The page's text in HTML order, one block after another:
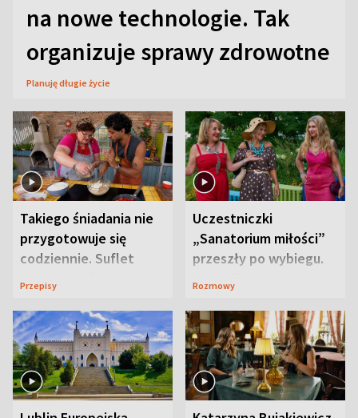
na nowe technologie. Tak
organizuje sprawy zdrowotne
Planuję długie życie
Takiego śniadania nie
przygotowuje się
codziennie. Suflet
serowy zachwyca
Przepisy
Uczestniczki
„Sanatorium miłości”
przeszły po wybiegu.
Te stylizacje
Rozmowy